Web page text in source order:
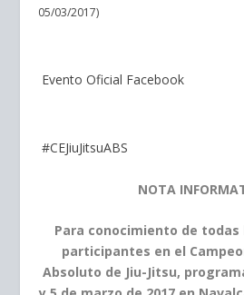
05/03/2017)
Evento Oficial Facebook
#CEJiuJitsuABS
NOTA
Para conocimiento de todas
participantes en el
Absoluto de Jiu-Jitsu,